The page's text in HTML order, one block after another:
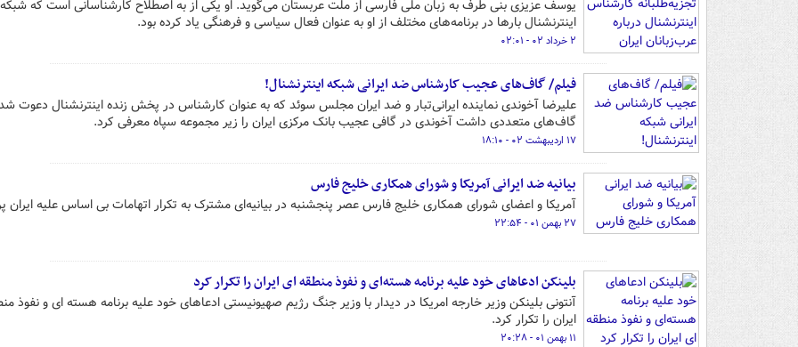
یوسف عزیزی بنی طرف به زبان ملی فارسی از ملت عربستان می‌گوید. او یکی از به اصطلاح کارشناسانی است که شبکه
اینترنشنال بارها در برنامه‌های مختلف از او به عنوان فعال سیاسی و فرهنگی یاد کرده بود.
۲ خرداد ۰۲ - ۰۲:۰۱
فیلم/ گاف‌های عجیب کارشناس ضد ایرانی شبکه اینترنشنال!
علیرضا آخوندی نماینده ایرانی‌تبار و ضد ایران مجلس سوئد که به عنوان کارشناس در پخش زنده اینترنشنال دعوت
گاف‌های متعددی داشت آخوندی در گافی عجیب بانک مرکزی ایران را زیر مجموعه سپاه معرفی کرد.
۱۷ اردیبهشت ۰۲ - ۱۸:۱۰
بیانیه ضد ایرانی آمریکا و شورای همکاری خلیج فارس
آمریکا و اعضای شورای همکاری خلیج فارس عصر پنجشنبه در بیانیه‌ای مشترک به تکرار اتهامات بی اساس علیه ایران
۲۷ بهمن ۰۱ - ۲۲:۵۴
بلینکن ادعاهای خود علیه برنامه هسته‌ای و نفوذ منطقه ای ایران را تکرار کرد
آنتونی بلینکن وزیر خارجه امریکا در دیدار با وزیر جنگ رژیم صهیونیستی ادعاهای خود علیه برنامه هسته ای و نفوذ
ایران را تکرار کرد.
۱۱ بهمن ۰۱ - ۲۰:۲۸